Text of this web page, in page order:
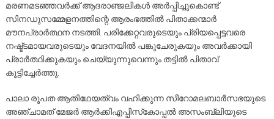
മരണമടഞ്ഞവർക്ക് ആദരാഞ്ജലികൾ അർപ്പിച്ചുകൊണ്ട്
സിനഡുസമ്മേളനത്തിന്റെ ആരംഭത്തിൽ പിതാക്കന്മാർ
മൗനപ്രാർത്ഥന നടത്തി. പരിക്കേറ്റവരുടെയും പ്രിയപ്പെട്ടവരെ
നഷ്ട്ടമായവരുടെയും വേദനയിൽ പങ്കുചേരുകയും അവർക്കായി
പ്രാർത്ഥിക്കുകയും ചെയ്യുന്നുവെന്നും തട്ടിൽ പിതാവ്
കൂട്ടിച്ചേർത്തു.
പാലാ രൂപത ആതിഥേയത്വം വഹിക്കുന്ന സീറോമലബാർസഭയുടെ
അഞ്ചാമത് മേജർ ആർക്കിഎപ്പിസ്‌കോപ്പൽ അസംബ്ലിയുടെ